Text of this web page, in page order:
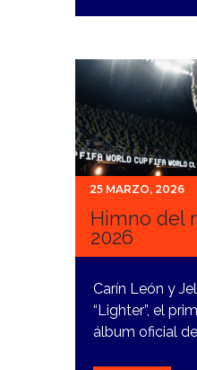
25 MARZO, 2026
Himno del
2026
Carín León y
“Lighter”, el
álbum oficial